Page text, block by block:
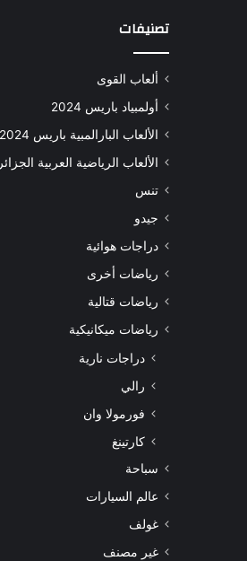
تصنيفات
ألعاب القوى
أولمبياد باريس 2024
الألعاب البارالمبية باريس 2024
الألعاب الرياضية العربية الجزائر 2023
تنس
جيدو
دراجات هوائية
رياضات أخرى
رياضات قتالية
رياضات ميكانيكية
دراجات نارية
رالي
فورمولا وان
كارتينغ
سباحة
عالم السيارات
غولف
غير مصنف